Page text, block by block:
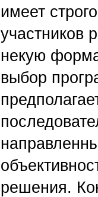
имеет
участников
некую
выбор
решения.